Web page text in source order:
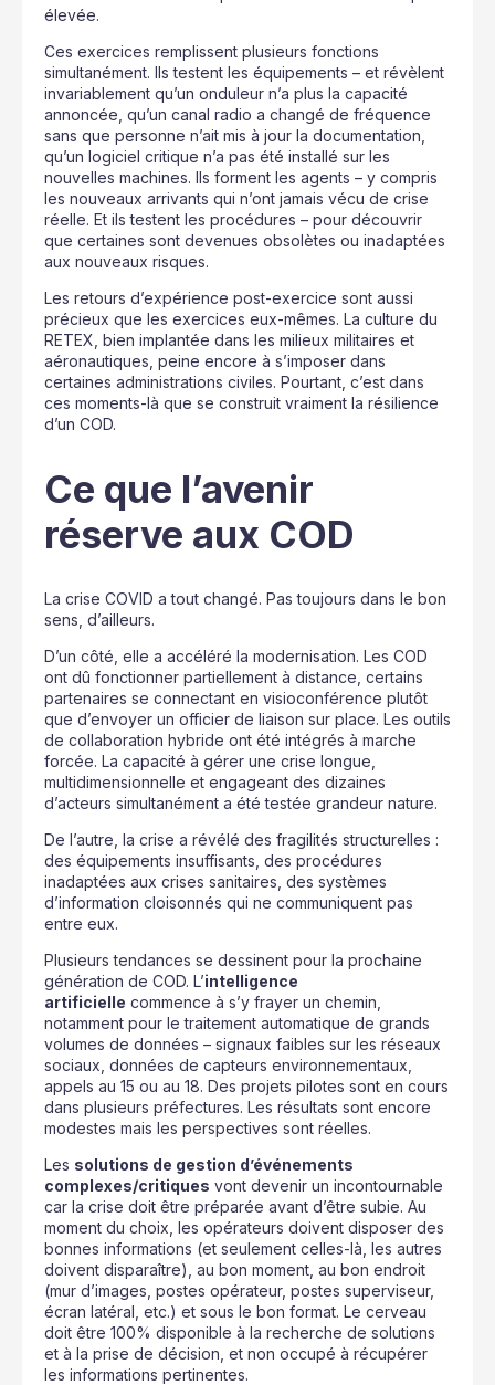
élevée.
Ces exercices remplissent plusieurs fonctions
simultanément. Ils testent les équipements – et révèlent
invariablement qu’un onduleur n’a plus la capacité
annoncée, qu’un canal radio a changé de fréquence
sans que personne n’ait mis à jour la documentation,
qu’un logiciel critique n’a pas été installé sur les
nouvelles machines. Ils forment les agents – y compris
les nouveaux arrivants qui n’ont jamais vécu de crise
réelle. Et ils testent les procédures – pour découvrir
que certaines sont devenues obsolètes ou inadaptées
aux nouveaux risques.
Les retours d’expérience post-exercice sont aussi
précieux que les exercices eux-mêmes. La culture du
RETEX, bien implantée dans les milieux militaires et
aéronautiques, peine encore à s’imposer dans
certaines administrations civiles. Pourtant, c’est dans
ces moments-là que se construit vraiment la résilience
d’un COD.
Ce que l’avenir
réserve aux COD
La crise COVID a tout changé. Pas toujours dans le bon
sens, d’ailleurs.
D’un côté, elle a accéléré la modernisation. Les COD
ont dû fonctionner partiellement à distance, certains
partenaires se connectant en visioconférence plutôt
que d’envoyer un officier de liaison sur place. Les outils
de collaboration hybride ont été intégrés à marche
forcée. La capacité à gérer une crise longue,
multidimensionnelle et engageant des dizaines
d’acteurs simultanément a été testée grandeur nature.
De l’autre, la crise a révélé des fragilités structurelles :
des équipements insuffisants, des procédures
inadaptées aux crises sanitaires, des systèmes
d’information cloisonnés qui ne communiquent pas
entre eux.
Plusieurs tendances se dessinent pour la prochaine
génération de COD. L’intelligence
artificielle commence à s’y frayer un chemin,
notamment pour le traitement automatique de grands
volumes de données – signaux faibles sur les réseaux
sociaux, données de capteurs environnementaux,
appels au 15 ou au 18. Des projets pilotes sont en cours
dans plusieurs préfectures. Les résultats sont encore
modestes mais les perspectives sont réelles.
Les solutions de gestion d’événements
complexes/critiques vont devenir un incontournable
car la crise doit être préparée avant d’être subie. Au
moment du choix, les opérateurs doivent disposer des
bonnes informations (et seulement celles-là, les autres
doivent disparaître), au bon moment, au bon endroit
(mur d’images, postes opérateur, postes superviseur,
écran latéral, etc.) et sous le bon format. Le cerveau
doit être 100% disponible à la recherche de solutions
et à la prise de décision, et non occupé à récupérer
les informations pertinentes.